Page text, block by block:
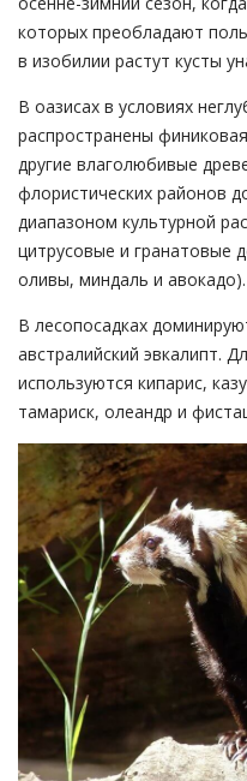
которых преобладают
в изобилии растут кусты
В оазисах в условиях
распространены
другие влаголюбивые
флористических районов
диапазоном культурной
цитрусовые и гранатовые
оливы, миндаль и авокадо).
В лесопосадках
австралийский эвкалипт.
используются кипарис,
тамариск, олеандр и